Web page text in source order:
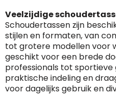
Veelzijdige
Schoudertassen zijn
stijlen en formaten, van
tot grotere modellen voor
geschikt voor een brede
professionals tot sportieve
praktische indeling en
voor dagelijks gebruik en